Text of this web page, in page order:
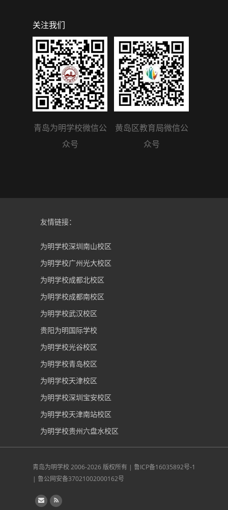
关注我们
青岛为明学校微信公
众号
黄岛区教育局微信公
众号
友情链接：
为明学校深圳南山校区
为明学校广州光大校区
为明学校成都北校区
为明学校成都南校区
为明学校武汉校区
贵阳为明国际学校
为明学校光谷校区
为明学校青岛校区
为明学校天津校区
为明学校深圳宝安校区
为明学校天津南站校区
为明学校贵州六盘水校区
青岛为明学校2006-2026 版权所有 | 鲁ICP备16035892号-1
| 鲁公网安备37021002000162号